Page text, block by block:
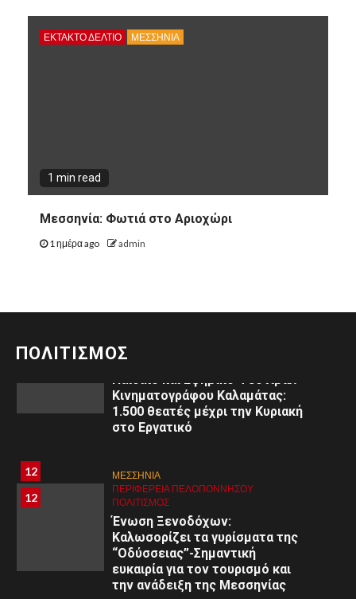
ΕΚΤΑΚΤΟ ΔΕΛΤΙΟ ΜΕΣΣΗΝΙΑ
1 min read
Μεσσηνία: Φωτιά στο Αριοχώρι
1 ημέρα ago admin
ΠΟΛΙΤΙΣΜΟΣ
9
ΑΡΓΟΛΙΔΑ
ΠΕΡΙΦΈΡΕΙΑ ΠΕΛΟΠΟΝΝΉΣΟΥ
ΠΟΛΙΤΙΣΜΌΣ
Αριστείδης Γ. Θεοδωρόπουλος:
Μηνύματα από τη Μεγάλη
11
ΠΟΛΙΤΙΣΜΌΣ
3ο
Παιδικό και Εφηβικό Φεστιβάλ
Κινηματογράφου Καλαμάτας:
1.500 θεατές μέχρι την Κυριακή
στο Εργατικό
12
12
ΜΕΣΣΗΝΙΑ
ΠΕΡΙΦΈΡΕΙΑ ΠΕΛΟΠΟΝΝΉΣΟΥ
ΠΟΛΙΤΙΣΜΌΣ
Ένωση Ξενοδόχων:
Καλωσορίζει τα γυρίσματα της
“Οδύσσειας”-Σημαντική
ευκαιρία για τον τουρισμό και
την ανάδειξη της Μεσσηνίας
8
8
ΠΕΡΙΦΈΡΕΙΑ ΠΕΛΟΠΟΝΝΉΣΟΥ
Εκδήλωση στο Άργος: «Εφηβική
ψυχολογία: Κατανόηση –
Διαχείριση – Υποστήριξη»
9
ΚΟΡΙΝΘΊΑ
ΠΕΡΙΦΈΡΕΙΑ ΠΕΛΟΠΟΝΝΉΣΟΥ ΥΓΕΙΑ